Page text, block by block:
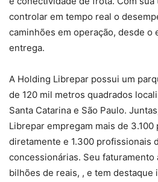
controlar em tempo real o
caminhões em operação, desde o
entrega.
A Holding Librepar possui um
de 120 mil metros quadrados
Santa Catarina e São Paulo.
Librepar empregam mais de
diretamente e 1.300 profissionais
concessionárias. Seu faturamento
bilhões de reais, , e tem destaque